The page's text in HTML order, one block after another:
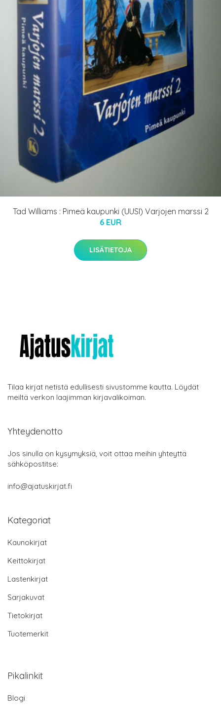
Tad Williams : Pimeä kaupunki (UUSI) Varjojen marssi 2
6 EUR
LISÄTIETOJA
Tilaa kirjat netistä edullisesti sivustomme kautta. Löydät
meiltä verkon laajimman kirjavalikoiman.
Yhteydenotto
Jos sinulla on kysymyksiä, voit ottaa meihin yhteyttä
sähköpostitse:
info@ajatuskirjat.fi
Kategoriat
Kaunokirjat
Keittokirjat
Lastenkirjat
Sarjakuvat
Tietokirjat
Tuotemerkit
Pikalinkit
Blogi